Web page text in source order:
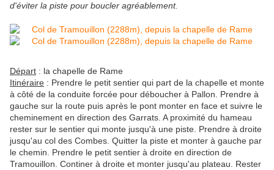
d'éviter la piste pour boucler agréablement.
Départ : la chapelle de Rame
Itinéraire : Prendre le petit sentier qui part de la chapelle et monte
à côté de la conduite forcée pour déboucher à Pallon. Prendre à
gauche sur la route puis après le pont monter en face et suivre le
cheminement en direction des Garrats. A proximité du hameau
rester sur le sentier qui monte jusqu'à une piste. Prendre à droite
jusqu'au col des Combes. Quitter la piste et monter à gauche par
le chemin. Prendre le petit sentier à droite en direction de
Tramouillon. Continer à droite et monter jusqu'au plateau. Rester